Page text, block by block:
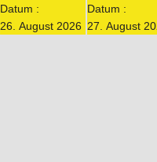
Datum :
26. August 2026
Datum :
27. August